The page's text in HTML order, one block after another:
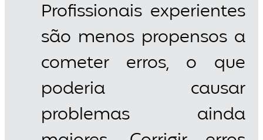
Profissionais experientes
são menos propensos a
cometer erros, o que
poderia causar
problemas ainda